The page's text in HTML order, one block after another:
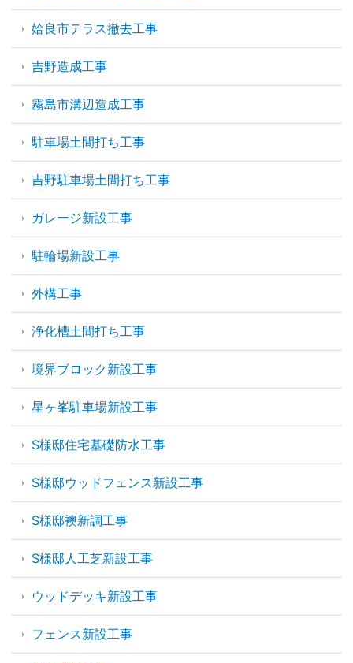
姶良市テラス撤去工事
吉野造成工事
霧島市溝辺造成工事
駐車場土間打ち工事
吉野駐車場土間打ち工事
ガレージ新設工事
駐輪場新設工事
外構工事
浄化槽土間打ち工事
境界ブロック新設工事
星ヶ峯駐車場新設工事
S様邸住宅基礎防水工事
S様邸ウッドフェンス新設工事
S様邸襖新調工事
S様邸人工芝新設工事
ウッドデッキ新設工事
フェンス新設工事